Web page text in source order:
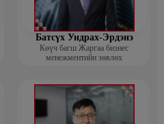
Батсүх Ундрах-Эрдэнэ
Көүч багш Жаргаа бизнес
менежментийн зөвлөх